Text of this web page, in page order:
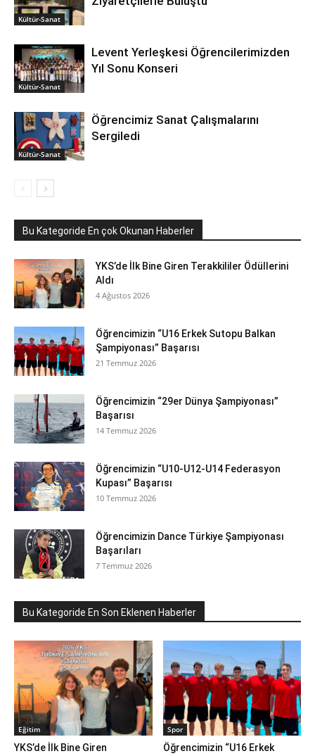
Kültür-Sanat
Kültür-Sanat
Levent Yerleşkesi Öğrencilerimizden
Yıl Sonu Konseri
Kültür-Sanat
Öğrencimiz Sanat Çalışmalarını
Sergiledi
Bu Kategoride En çok Okunan Haberler
YKS’de İlk Bine Giren Terakkililer Ödüllerini
Aldı
4 Ağustos 2026
Öğrencimizin “U16 Erkek Sutopu Balkan
Şampiyonası” Başarısı
21 Temmuz 2026
Öğrencimizin “29er Dünya Şampiyonası”
Başarısı
14 Temmuz 2026
Öğrencimizin “U10-U12-U14 Federasyon
Kupası” Başarısı
10 Temmuz 2026
Öğrencimizin Dance Türkiye Şampiyonası
Başarıları
7 Temmuz 2026
Bu Kategoride En Son Eklenen Haberler
Eğitim
YKS’de İlk Bine Giren
Spor
Öğrencimizin “U16 Erkek